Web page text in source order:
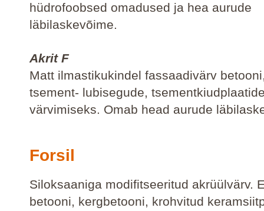
hüdrofoobsed omadused ja hea aurude
läbilaskevõime.
Akrit F
Matt ilmastikukindel fassaadivärv
tsement- lubisegude,
värvimiseks. Omab head aurude
Forsil
Siloksaaniga modifitseeritud akrüülvärv.
betooni, kergbetooni, krohvitud